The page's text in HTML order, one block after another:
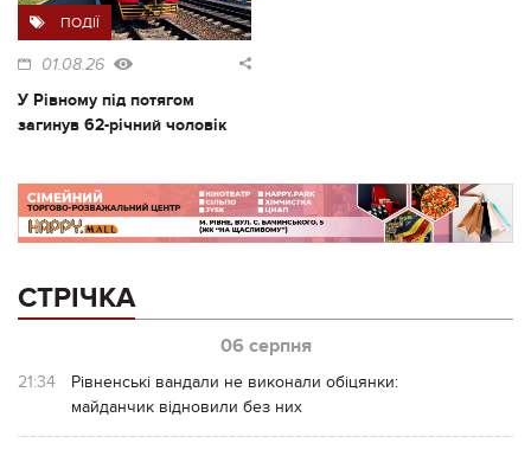
ПОДІЇ
01.08.26
У Рівному під потягом
загинув 62-річний чоловік
СТРІЧКА
06 серпня
21:34
Рівненські вандали не виконали обіцянки:
майданчик відновили без них